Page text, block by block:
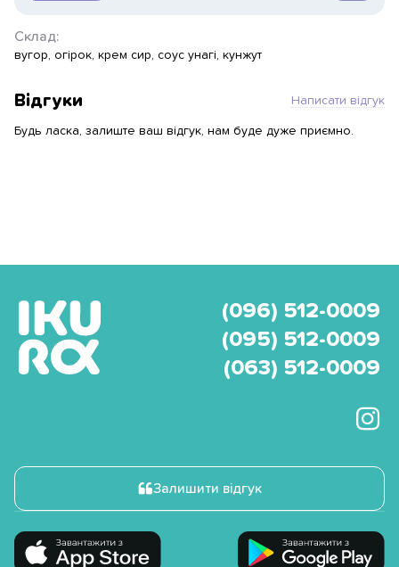
Склад:
вугор, огірок, крем сир, соус унагі, кунжут
Відгуки Написати відгук
Будь ласка, залиште ваш відгук, нам буде дуже приємно.
(096) 512-0009
(095) 512-0009
(063) 512-0009
Залишити відгук